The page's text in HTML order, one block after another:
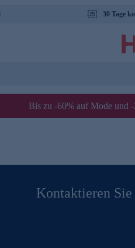
30 Tage
Bis zu -60% auf Mode und
Kontaktieren